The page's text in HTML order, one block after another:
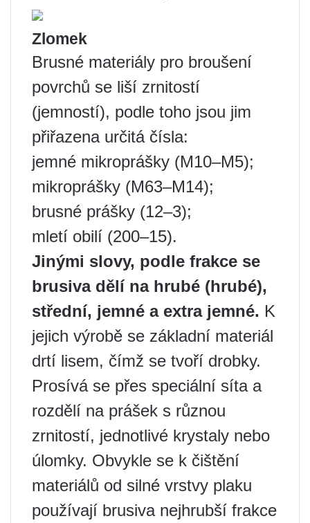
Zlomek
Brusné materiály pro broušení
povrchů se liší zrnitostí
(jemností), podle toho jsou jim
přiřazena určitá čísla:
jemné mikroprášky (M10–M5);
mikroprášky (M63–M14);
brusné prášky (12–3);
mletí obilí (200–15).
Jinými slovy, podle frakce se
brusiva dělí na hrubé (hrubé),
střední, jemné a extra jemné. K
jejich výrobě se základní materiál
drtí lisem, čímž se tvoří drobky.
Prosívá se přes speciální síta a
rozdělí na prášek s různou
zrnitostí, jednotlivé krystaly nebo
úlomky. Obvykle se k čištění
materiálů od silné vrstvy plaku
používají brusiva nejhrubší frakce